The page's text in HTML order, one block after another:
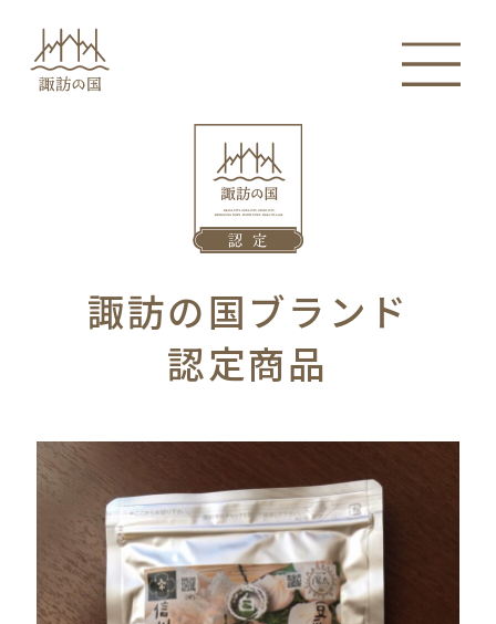
諏訪の国ブランド
認定商品